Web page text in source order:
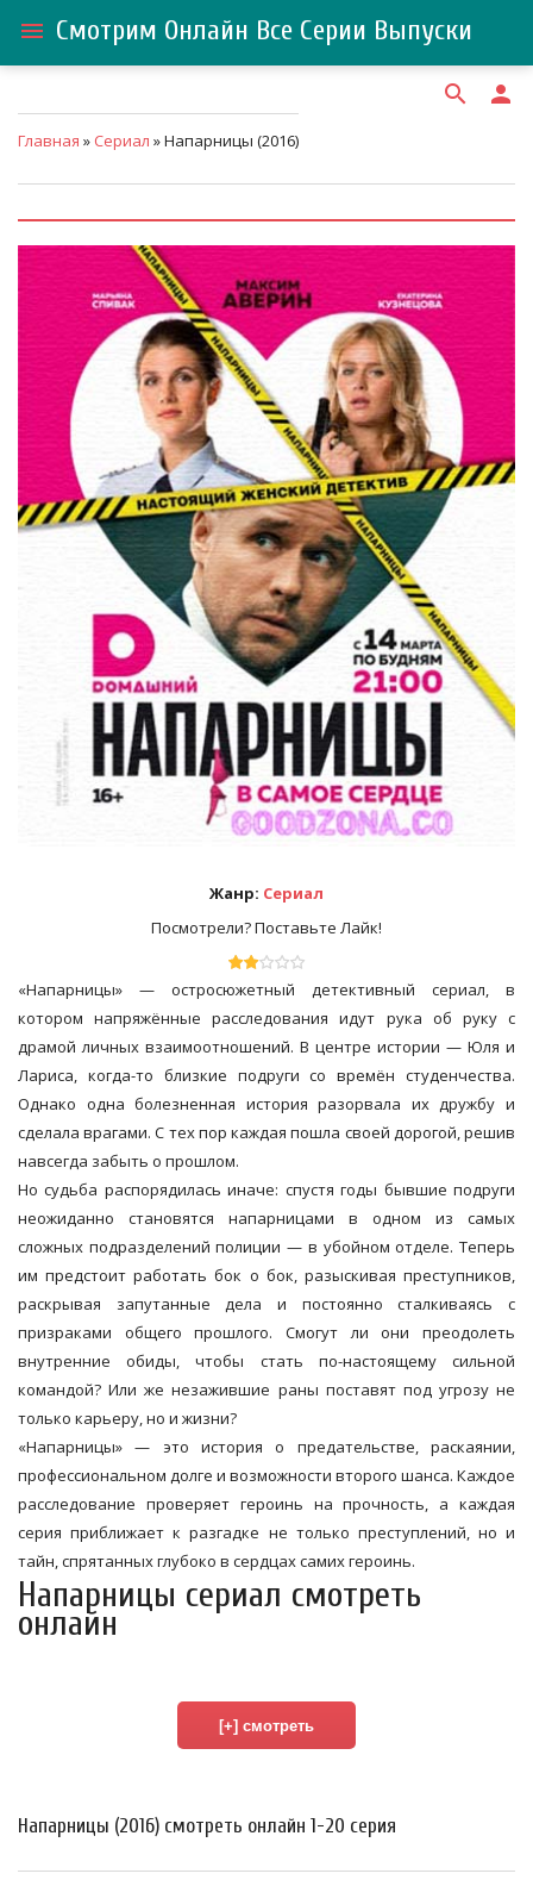
menu Смотрим Онлайн Все Серии Выпуски
search person
Главная » Сериал » Напарницы (2016)
Жанр: Сериал
Посмотрели? Поставьте Лайк!
«Напарницы» — остросюжетный детективный сериал, в
котором напряжённые расследования идут рука об руку с
драмой личных взаимоотношений. В центре истории — Юля и
Лариса, когда-то близкие подруги со времён студенчества.
Однако одна болезненная история разорвала их дружбу и
сделала врагами. С тех пор каждая пошла своей дорогой, решив
навсегда забыть о прошлом.
Но судьба распорядилась иначе: спустя годы бывшие подруги
неожиданно становятся напарницами в одном из самых
сложных подразделений полиции — в убойном отделе. Теперь
им предстоит работать бок о бок, разыскивая преступников,
раскрывая запутанные дела и постоянно сталкиваясь с
призраками общего прошлого. Смогут ли они преодолеть
внутренние обиды, чтобы стать по-настоящему сильной
командой? Или же незажившие раны поставят под угрозу не
только карьеру, но и жизни?
«Напарницы» — это история о предательстве, раскаянии,
профессиональном долге и возможности второго шанса. Каждое
расследование проверяет героинь на прочность, а каждая
серия приближает к разгадке не только преступлений, но и
тайн, спрятанных глубоко в сердцах самих героинь.
Напарницы сериал смотреть
онлайн
Напарницы (2016) смотреть онлайн 1-20 серия